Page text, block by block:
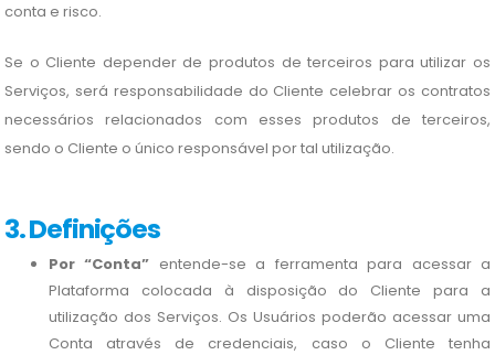
conta e risco.
Se o Cliente depender de produtos de terceiros para utilizar os
Serviços, será responsabilidade do Cliente celebrar os contratos
necessários relacionados com esses produtos de terceiros,
sendo o Cliente o único responsável por tal utilização.
3. Definições
Por “Conta” entende-se a ferramenta para acessar a
Plataforma colocada à disposição do Cliente para a
utilização dos Serviços. Os Usuários poderão acessar uma
Conta através de credenciais, caso o Cliente tenha